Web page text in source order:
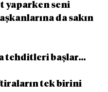
yaparken seni
da sakın
tehditleri başlar...
tek birini